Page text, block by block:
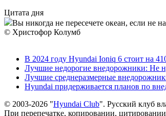
Цитата дня
Вы никогда не пересечете океан, если не
© Христофор Колумб
В 2024 году Hyundai Ioniq 6 стоит на
Лучшие недорогие внедорожники: Не
Лучшие среднеразмерные
Hyundai придерживается планов по
© 2003-2026 "Hyundai Club". Русский клуб
При перепечатке, копировании,